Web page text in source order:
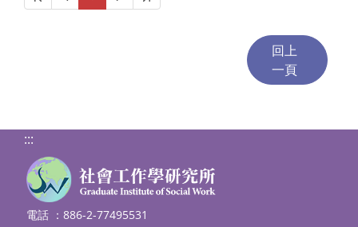
:::
電話 ：886-2-77495531